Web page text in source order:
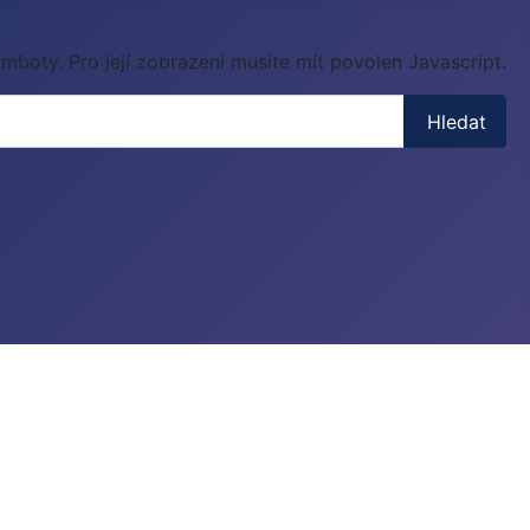
Pro její zobrazení musíte mít povolen Javascript.
Hledat